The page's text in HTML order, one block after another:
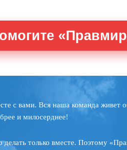
с вами. Вся наша команда
и милосерднее!
только вместе. Поэтому